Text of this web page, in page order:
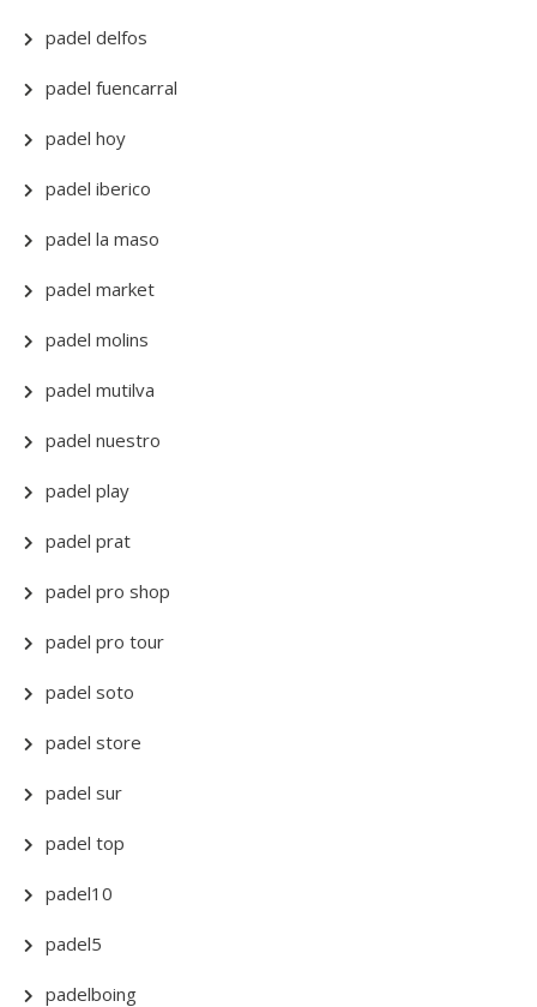
padel delfos
padel fuencarral
padel hoy
padel iberico
padel la maso
padel market
padel molins
padel mutilva
padel nuestro
padel play
padel prat
padel pro shop
padel pro tour
padel soto
padel store
padel sur
padel top
padel10
padel5
padelboing